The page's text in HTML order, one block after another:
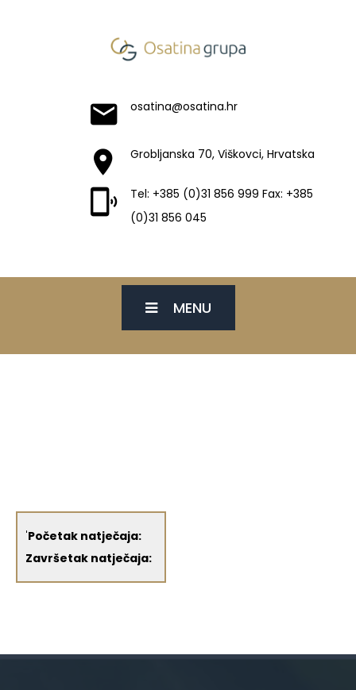
osatina@osatina.hr
Grobljanska 70, Viškovci, Hrvatska
Tel: +385 (0)31 856 999 Fax: +385
(0)31 856 045
MENU
'Početak natječaja:
Završetak natječaja: